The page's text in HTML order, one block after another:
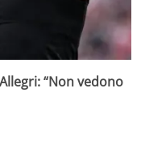
“Non vedono